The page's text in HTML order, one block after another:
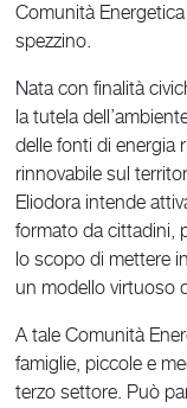
Comunità
spezzino.
Nata con finalità
la tutela
delle fonti di energia
rinnovabile sul
Eliodora intende
formato da cittadini,
lo scopo di mettere
un modello virtuoso
A tale Comunità
famiglie, piccole e
terzo settore. Può